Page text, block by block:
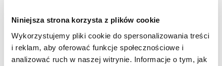
Niniejsza strona korzysta z plików cookie
Wykorzystujemy pliki cookie do spersonalizowania treści
i reklam, aby oferować funkcje społecznościowe i
analizować ruch w naszej witrynie. Informacje o tym, jak
Przelew tradycyjny